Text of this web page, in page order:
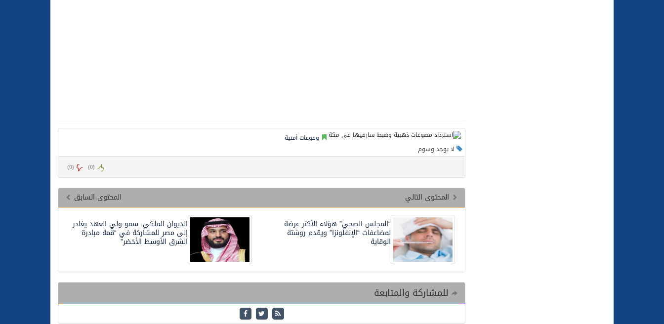
وقوعات أمنية
لا يوجد وسوم
(
0
) (
0
)
المحتوى السابق
المحتوى التالي
الديوان الملكي: سمو ولي العهد يغادر
إلى مصر للمشاركة في “قمة مبادرة
الشرق الأوسط الأخضر”
“المجلس الصحي” هؤلاء الأكثر عرضة
لمضاعفات “الإنفلونزا” ويقدم روشتة
الوقاية
للمشاركة والمتابعة